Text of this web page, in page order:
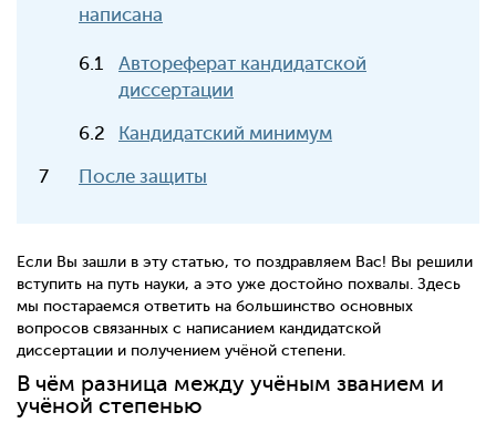
написана
Автореферат кандидатской
диссертации
Кандидатский минимум
После защиты
Если Вы зашли в эту статью, то поздравляем Вас! Вы решили
вступить на путь науки, а это уже достойно похвалы. Здесь
мы постараемся ответить на большинство основных
вопросов связанных с написанием кандидатской
диссертации и получением учёной степени.
В чём разница между учёным званием и
учёной степенью